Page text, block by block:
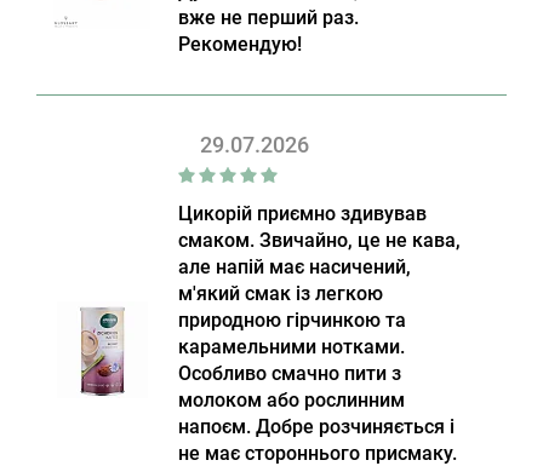
вже не перший раз.
Рекомендую!
29.07.2026
Цикорій приємно здивував
смаком. Звичайно, це не кава,
але напій має насичений,
м'який смак із легкою
природною гірчинкою та
карамельними нотками.
Особливо смачно пити з
молоком або рослинним
напоєм. Добре розчиняється і
не має стороннього присмаку.